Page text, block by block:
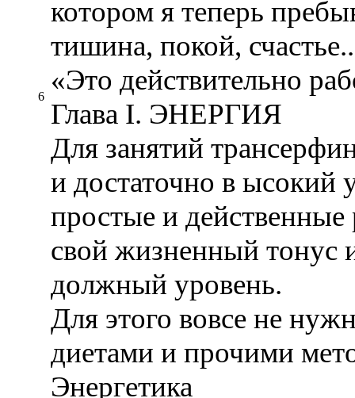
6
котором я теперь
тишина, покой,
«Это действительно
Глава I. ЭНЕРГИЯ
Для занятий
и достаточно в ысокий
простые и
свой жизненный тонус
должный уровень.
Для этого вовсе не
диетами и прочими
Энергетика